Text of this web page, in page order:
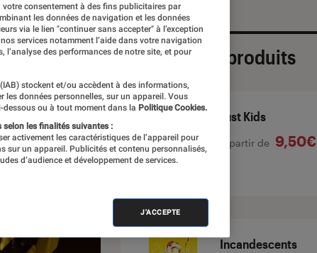
Sélection de produits
Just Kids
À partir de 9,50€
Incandescents
consentement à des fins publicitaires par
les données de navigation et les données
via le lien "continuer sans accepter" à l’exception
services notamment l’aide dans votre navigation
des performances de notre site, et pour
stockent et/ou accèdent à des informations,
données personnelles, sur un appareil. Vous
dessous ou à tout moment dans la Politique Cookies.
selon les finalités suivantes :
activement les caractéristiques de l’appareil pour
sur un appareil. Publicités et contenu personnalisés,
d’audience et développement de services.
J'ACCEPTE